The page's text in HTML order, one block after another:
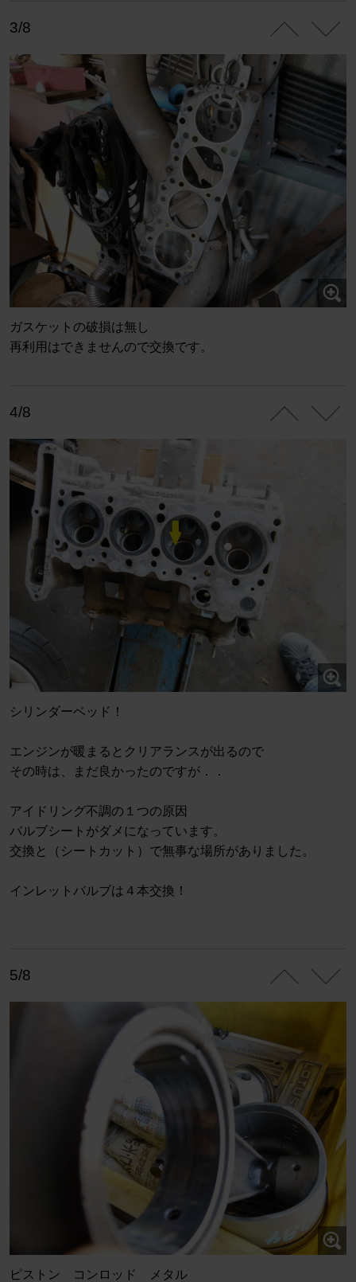
3/8
ガスケットの破損は無し
再利用はできませんので交換です。
4/8
シリンダーベッド！
エンジンが暖まるとクリアランスが出るので
その時は、まだ良かったのですが．．
アイドリング不調の１つの原因
バルブシートがダメになっています。
交換と（シートカット）で無事な場所がありました。
インレットバルブは４本交換！
5/8
ピストン コンロッド メタル